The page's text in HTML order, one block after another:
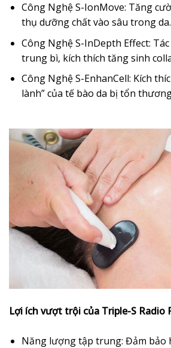
Công Nghệ S-IonMove: Tăng
thụ dưỡng chất vào sâu trong da.
Công Nghệ S-InDepth Effect:
trung bì, kích thích tăng sinh
Công Nghệ S-EnhanCell: Kích
lành” của tế bào da bị tổn
Lợi ích vượt trội của Triple-S Radio
Năng lượng tập trung: Đảm bảo